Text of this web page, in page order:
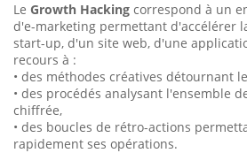
Le Growth Hacking correspond à un
d'e-marketing permettant d'accélérer
start-up, d'un site web, d'une
recours à :
• des méthodes créatives détournant
• des procédés analysant l'ensemble
chiffrée,
• des boucles de rétro-actions
rapidement ses opérations.